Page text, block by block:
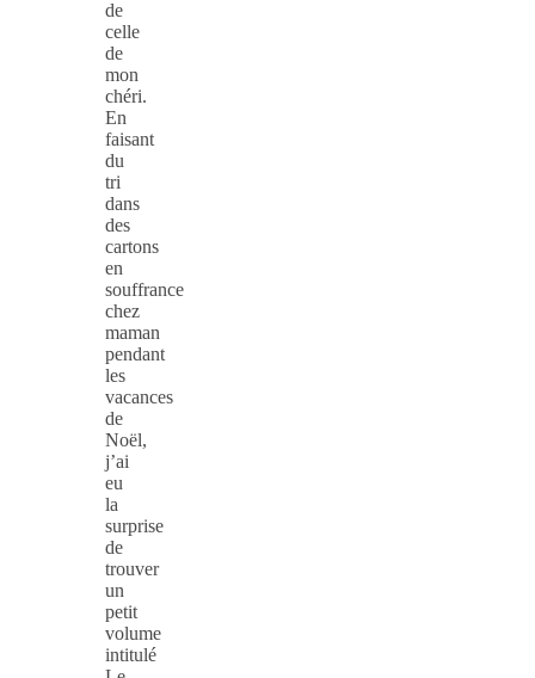
de
celle
de
mon
chéri.
En
faisant
du
tri
dans
des
cartons
en
souffrance
chez
maman
pendant
les
vacances
de
Noël,
j’ai
eu
la
surprise
de
trouver
un
petit
volume
intitulé